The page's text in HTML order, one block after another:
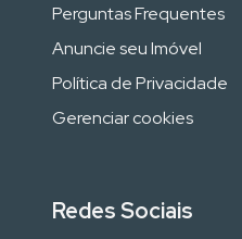
Perguntas Frequentes
Anuncie seu Imóvel
Política de Privacidade
Gerenciar cookies
Redes Sociais